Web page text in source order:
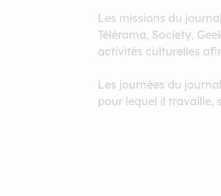
Les missions du
Télérama, Society,
activités culturelles
Les journées du
pour lequel il travaille,